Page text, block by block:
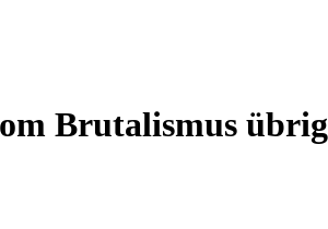
Brutalismus